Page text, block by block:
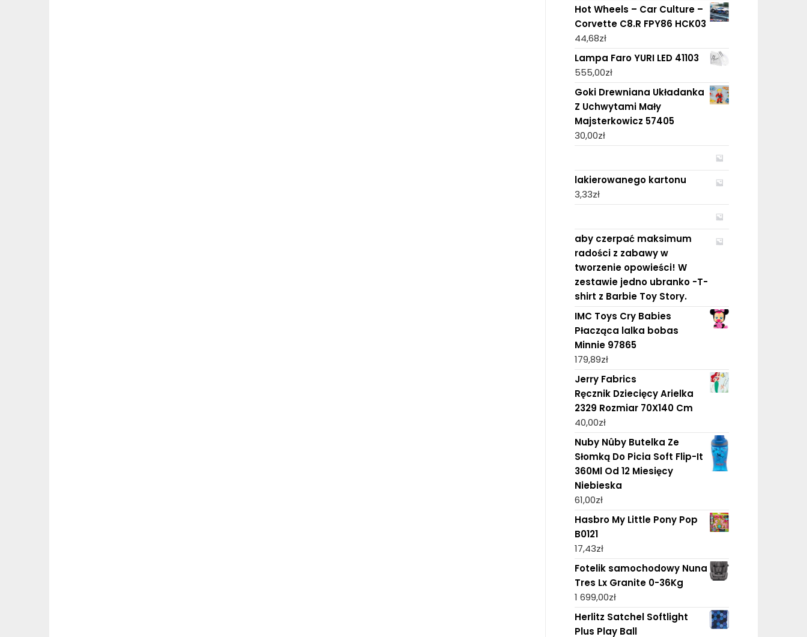
Hot Wheels – Car Culture –
Corvette C8.R FPY86 HCK03
44,68zł
Lampa Faro YURI LED 41103
555,00zł
Goki Drewniana Układanka
Z Uchwytami Mały
Majsterkowicz 57405
30,00zł
lakierowanego kartonu
3,33zł
aby czerpać maksimum
radości z zabawy w
tworzenie opowieści! W
zestawie jedno ubranko -T-
shirt z Barbie Toy Story.
IMC Toys Cry Babies
Płacząca lalka bobas
Minnie 97865
179,89zł
Jerry Fabrics
Ręcznik Dziecięcy Arielka
2329 Rozmiar 70X140 Cm
40,00zł
Nuby Nûby Butelka Ze
Słomką Do Picia Soft Flip-It
360Ml Od 12 Miesięcy
Niebieska
61,00zł
Hasbro My Little Pony Pop
B0121
17,43zł
Fotelik samochodowy Nuna
Tres Lx Granite 0-36Kg
1 699,00zł
Herlitz Satchel Softlight
Plus Play Ball